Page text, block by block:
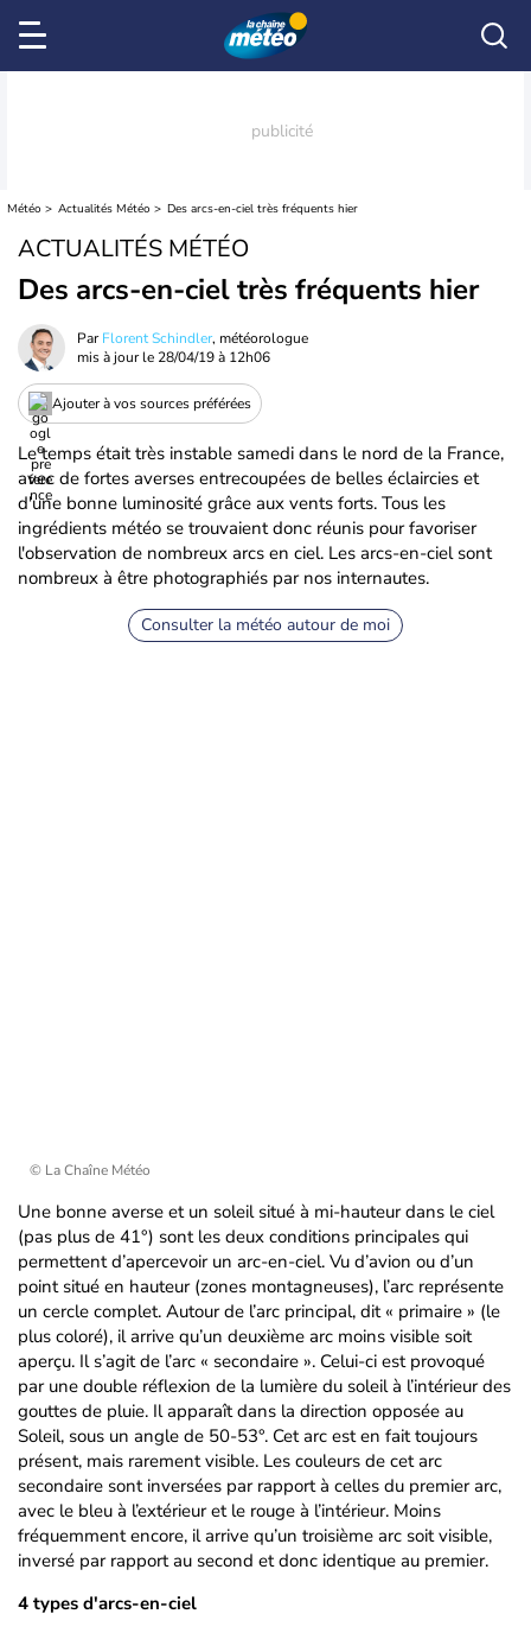
Météo Actualités Météo Des arcs-en-ciel très fréquents hier
ACTUALITÉS MÉTÉO
Des arcs-en-ciel très fréquents hier
ParFlorent Schindler, météorologue
mis à jour le 28/04/19 à 12h06
Ajouter à vos sources préférées
Le temps était très instable samedi dans le nord de la France,
avec de fortes averses entrecoupées de belles éclaircies et
d'une bonne luminosité grâce aux vents forts. Tous les
ingrédients météo se trouvaient donc réunis pour favoriser
l'observation de nombreux arcs en ciel. Les arcs-en-ciel sont
nombreux à être photographiés par nos internautes.
Consulter la météo autour de moi
© La Chaîne Météo
Une bonne averse et un soleil situé à mi-hauteur dans le ciel
(pas plus de 41°) sont les deux conditions principales qui
permettent d’apercevoir un arc-en-ciel. Vu d’avion ou d’un
point situé en hauteur (zones montagneuses), l’arc représente
un cercle complet. Autour de l’arc principal, dit « primaire » (le
plus coloré), il arrive qu’un deuxième arc moins visible soit
aperçu. Il s’agit de l’arc « secondaire ». Celui-ci est provoqué
par une double réflexion de la lumière du soleil à l’intérieur des
gouttes de pluie. Il apparaît dans la direction opposée au
Soleil, sous un angle de 50-53°. Cet arc est en fait toujours
présent, mais rarement visible. Les couleurs de cet arc
secondaire sont inversées par rapport à celles du premier arc,
avec le bleu à l’extérieur et le rouge à l’intérieur. Moins
fréquemment encore, il arrive qu’un troisième arc soit visible,
inversé par rapport au second et donc identique au premier.
4 types d'arcs-en-ciel